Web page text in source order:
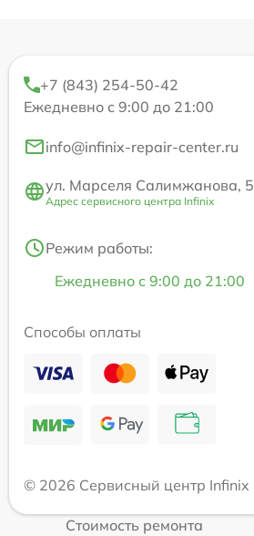
+7 (843) 254-50-42
Ежедневно с 9:00 до 21:00
info@infinix-repair-center.ru
ул. Марселя Салимжанова, 5
Адрес сервисного центра Infinix
Режим работы:
Ежедневно с 9:00 до 21:00
Способы оплаты
© 2026 Сервисный центр Infinix
Стоимость ремонта